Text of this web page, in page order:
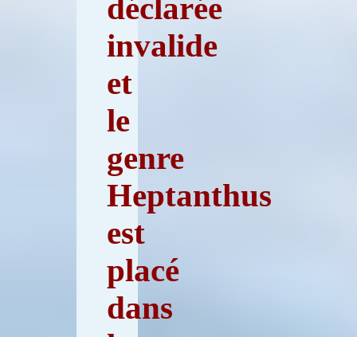
déclarée
invalide
et
le
genre
Heptanthus
est
placé
dans